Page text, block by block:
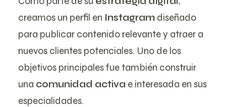
creamos un perfil en Instagram diseñado
para publicar contenido relevante y atraer a
nuevos clientes potenciales. Uno de los
objetivos principales fue también construir
una comunidad activa e interesada en sus
especialidades.